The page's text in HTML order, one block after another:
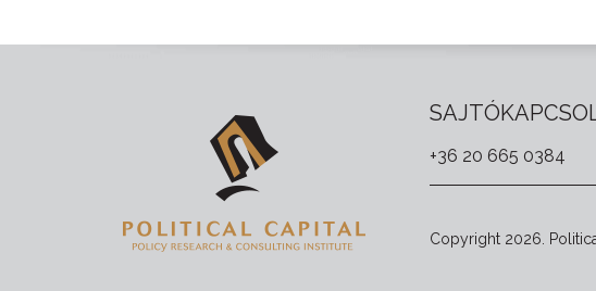
+36 20 665 0384
Copyright 2026.